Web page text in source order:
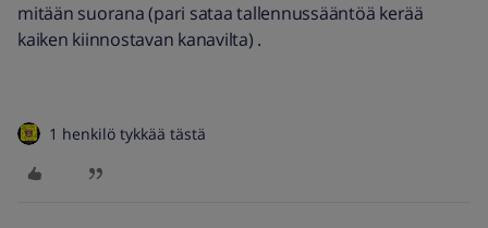
mitään suorana (pari sataa tallennussääntöä kerää
kaiken kiinnostavan kanavilta) .
1 henkilö tykkää tästä